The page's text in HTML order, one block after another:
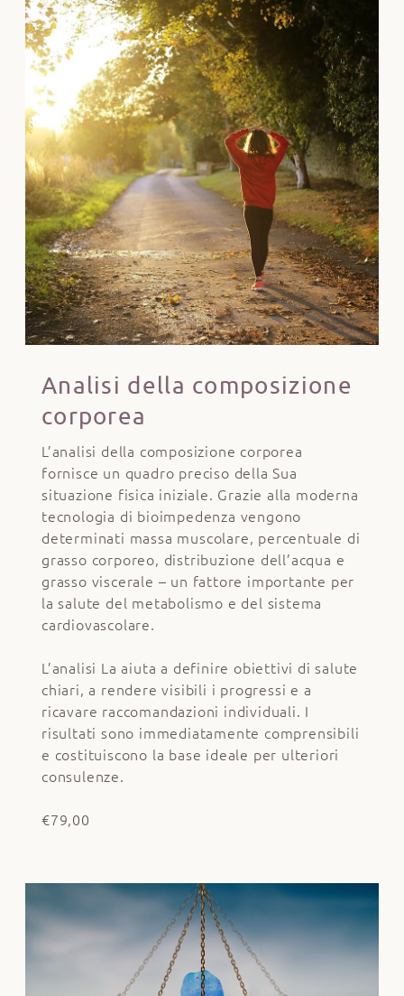
Analisi della composizione
corporea
L’analisi della composizione corporea
fornisce un quadro preciso della Sua
situazione fisica iniziale. Grazie alla moderna
tecnologia di bioimpedenza vengono
determinati massa muscolare, percentuale di
grasso corporeo, distribuzione dell’acqua e
grasso viscerale – un fattore importante per
la salute del metabolismo e del sistema
cardiovascolare.
L’analisi La aiuta a definire obiettivi di salute
chiari, a rendere visibili i progressi e a
ricavare raccomandazioni individuali. I
risultati sono immediatamente comprensibili
e costituiscono la base ideale per ulteriori
consulenze.
€79,00